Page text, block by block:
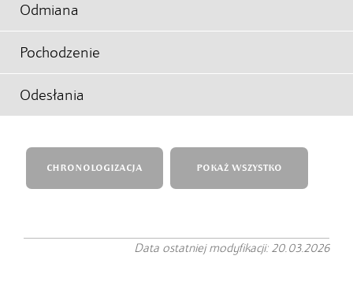
Odmiana
Pochodzenie
Odesłania
CHRONOLOGIZACJA POKAŻ WSZYSTKO
Data ostatniej modyfikacji: 20.03.2026